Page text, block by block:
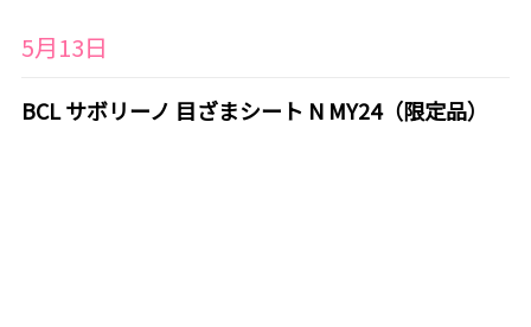
5月13日
BCL サボリーノ 目ざまシート N MY24（限定品）